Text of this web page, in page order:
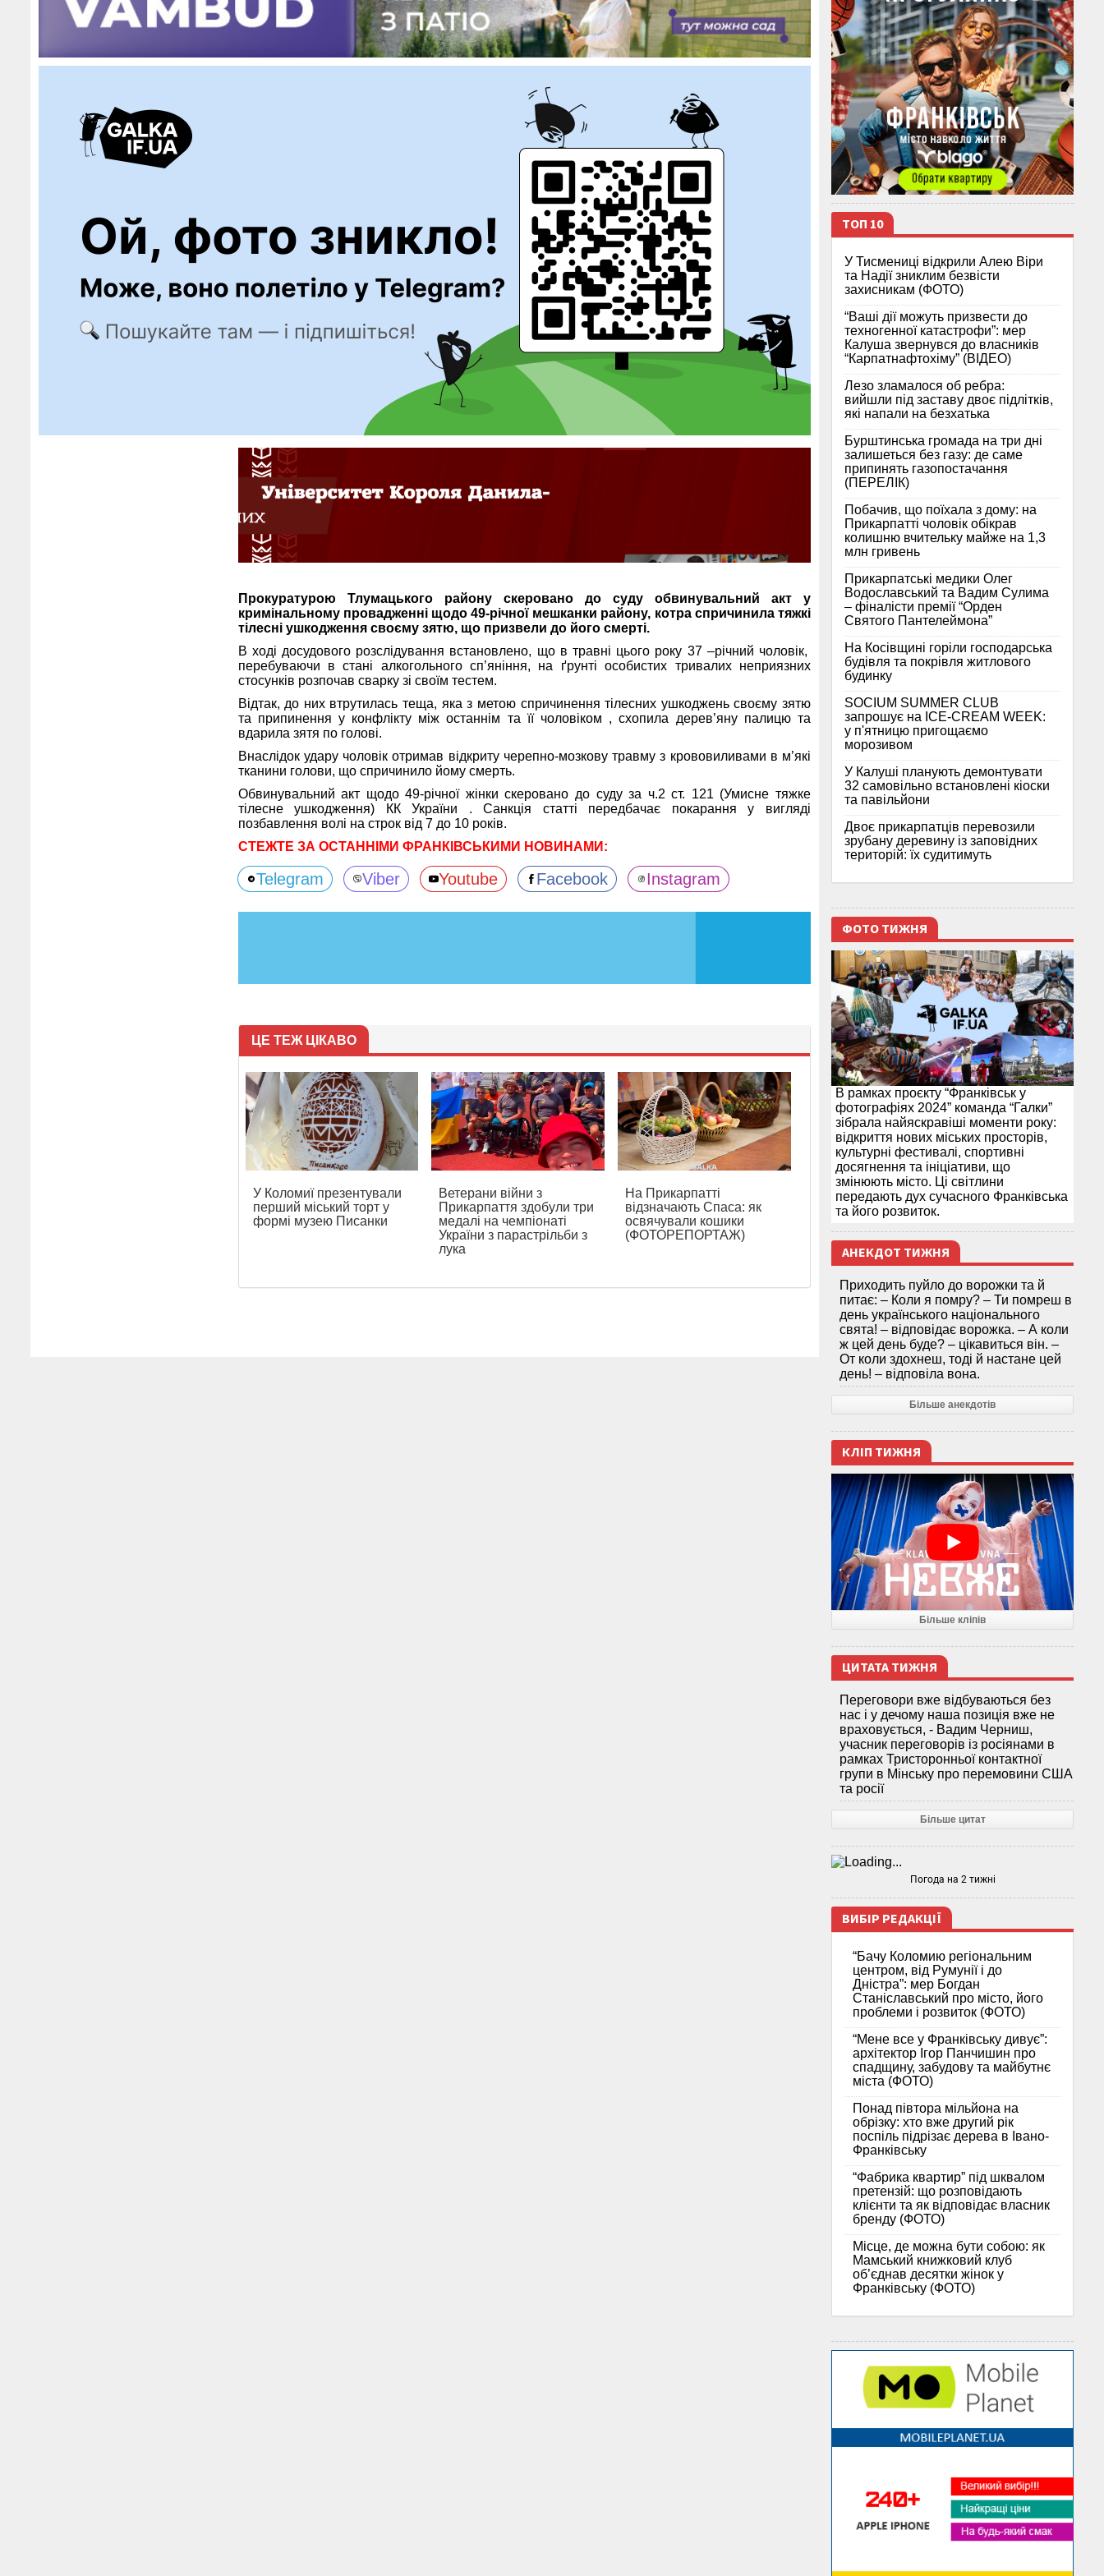
Прокуратурою Тлумацького району скеровано до суду обвинувальний акт у
кримінальному провадженні щодо 49-річної мешканки району, котра спричинила тяжкі
тілесні ушкодження своєму зятю, що призвели до його смерті.
В ході досудового розслідування встановлено, що в травні цього року 37 –річний чоловік,
перебуваючи в стані алкогольного сп’яніння, на ґрунті особистих тривалих неприязних
стосунків розпочав сварку зі своїм тестем.
Відтак, до них втрутилась теща, яка з метою спричинення тілесних ушкоджень своєму зятю
та припинення у конфлікту між останнім та її чоловіком , схопила дерев’яну палицю та
вдарила зятя по голові.
Внаслідок удару чоловік отримав відкриту черепно-мозкову травму з крововиливами в м’які
тканини голови, що спричинило йому смерть.
Обвинувальний акт щодо 49-річної жінки скеровано до суду за ч.2 ст. 121 (Умисне тяжке
тілесне ушкодження) КК України . Санкція статті передбачає покарання у вигляді
позбавлення волі на строк від 7 до 10 років.
СТЕЖТЕ ЗА ОСТАННІМИ ФРАНКІВСЬКИМИ НОВИНАМИ:
Telegram Viber Youtube Facebook Instagram
ЦЕ ТЕЖ ЦІКАВО
У Коломиї презентували
перший міський торт у
формі музею Писанки
Ветерани війни з
Прикарпаття здобули три
медалі на чемпіонаті
України з парастрільби з
лука
На Прикарпатті
відзначають Спаса: як
освячували кошики
(ФОТОРЕПОРТАЖ)
ТОП 10
У Тисмениці відкрили Алею Віри
та Надії зниклим безвісти
захисникам (ФОТО)
“Ваші дії можуть призвести до
техногенної катастрофи”: мер
Калуша звернувся до власників
“Карпатнафтохіму” (ВІДЕО)
Лезо зламалося об ребра:
вийшли під заставу двоє підлітків,
які напали на безхатька
Бурштинська громада на три дні
залишеться без газу: де саме
припинять газопостачання
(ПЕРЕЛІК)
Побачив, що поїхала з дому: на
Прикарпатті чоловік обікрав
колишню вчительку майже на 1,3
млн гривень
Прикарпатські медики Олег
Водославський та Вадим Сулима
– фіналісти премії “Орден
Святого Пантелеймона”
На Косівщині горіли господарська
будівля та покрівля житлового
будинку
SOCIUM SUMMER CLUB
запрошує на ICE-CREAM WEEK:
у п'ятницю пригощаємо
морозивом
У Калуші планують демонтувати
32 самовільно встановлені кіоски
та павільйони
Двоє прикарпатців перевозили
зрубану деревину із заповідних
територій: їх судитимуть
ФОТО ТИЖНЯ
В рамках проєкту “Франківськ у
фотографіях 2024” команда “Галки”
зібрала найяскравіші моменти року:
відкриття нових міських просторів,
культурні фестивалі, спортивні
досягнення та ініціативи, що
змінюють місто. Ці світлини
передають дух сучасного Франківська
та його розвиток.
АНЕКДОТ ТИЖНЯ
Приходить пуйло до ворожки та й
питає: – Коли я помру? – Ти помреш в
день українського національного
свята! – відповідає ворожка. – А коли
ж цей день буде? – цікавиться він. –
От коли здохнеш, тоді й настане цей
день! – відповіла вона.
Більше анекдотів
КЛІП ТИЖНЯ
Більше кліпів
ЦИТАТА ТИЖНЯ
Переговори вже відбуваються без
нас і у дечому наша позиція вже не
враховується, - Вадим Черниш,
учасник переговорів із росіянами в
рамках Тристоронньої контактної
групи в Мінську про перемовини США
та росії
Більше цитат
Погода на 2 тижні
ВИБІР РЕДАКЦІЇ
“Бачу Коломию регіональним
центром, від Румунії і до
Дністра”: мер Богдан
Станіславський про місто, його
проблеми і розвиток (ФОТО)
“Мене все у Франківську дивує”:
архітектор Ігор Панчишин про
спадщину, забудову та майбутнє
міста (ФОТО)
Понад півтора мільйона на
обрізку: хто вже другий рік
поспіль підрізає дерева в Івано-
Франківську
“Фабрика квартир” під шквалом
претензій: що розповідають
клієнти та як відповідає власник
бренду (ФОТО)
Місце, де можна бути собою: як
Мамський книжковий клуб
об’єднав десятки жінок у
Франківську (ФОТО)